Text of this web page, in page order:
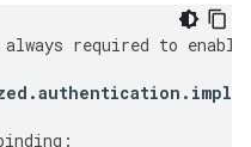
always required to enable
.authentication .
: